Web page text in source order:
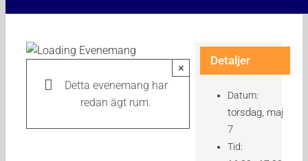
Detta evenemang har
redan ägt rum.
×
Detaljer
Datum:
torsdag, maj
7
Tid: